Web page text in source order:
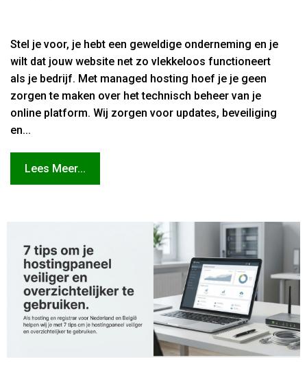
Stel je voor, je hebt een geweldige onderneming en je
wilt dat jouw website net zo vlekkeloos functioneert
als je bedrijf. Met managed hosting hoef je je geen
zorgen te maken over het technisch beheer van je
online platform. Wij zorgen voor updates, beveiliging
en...
Lees Meer...